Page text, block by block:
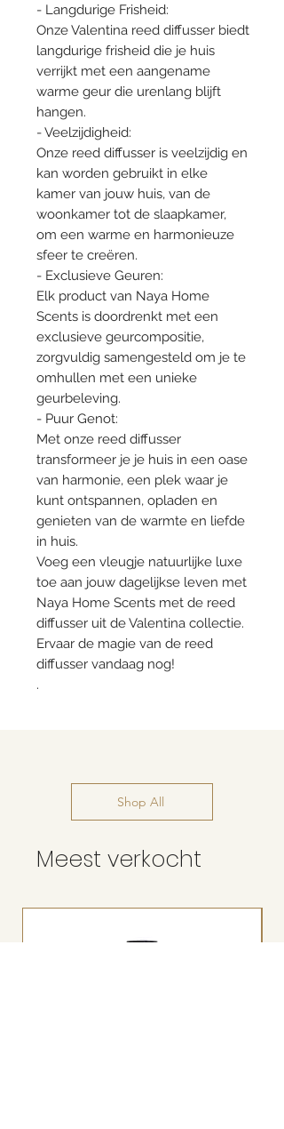
- Langdurige Frisheid:
Onze Valentina reed diffusser biedt
langdurige frisheid die je huis
verrijkt met een aangename
warme geur die urenlang blijft
hangen.
- Veelzijdigheid:
Onze reed diffusser is veelzijdig en
kan worden gebruikt in elke
kamer van jouw huis, van de
woonkamer tot de slaapkamer,
om een warme en harmonieuze
sfeer te creëren.
- Exclusieve Geuren:
Elk product van Naya Home
Scents is doordrenkt met een
exclusieve geurcompositie,
zorgvuldig samengesteld om je te
omhullen met een unieke
geurbeleving.
- Puur Genot:
Met onze reed diffusser
transformeer je je huis in een oase
van harmonie, een plek waar je
kunt ontspannen, opladen en
genieten van de warmte en liefde
in huis.
Voeg een vleugje natuurlijke luxe
toe aan jouw dagelijkse leven met
Naya Home Scents met de reed
diffusser uit de Valentina collectie.
Ervaar de magie van de reed
diffusser vandaag nog!
.
Shop All
Meest verkocht